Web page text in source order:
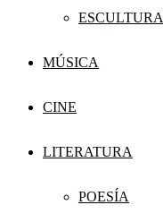
ESCULTURA
MÚSICA
CINE
LITERATURA
POESÍA